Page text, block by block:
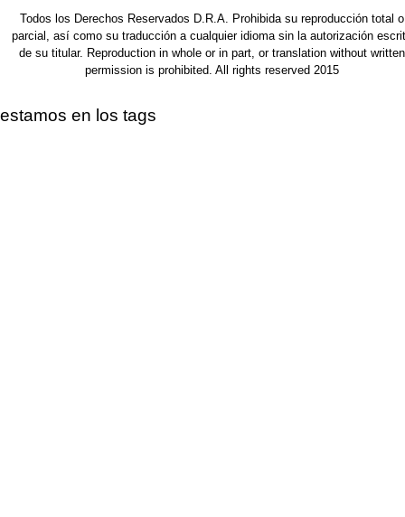
Todos los Derechos Reservados D.R.A. Prohibida su reproducción total o
parcial, así como su traducción a cualquier idioma sin la autorización
de su titular. Reproduction in whole or in part, or translation without written
permission is prohibited. All rights reserved 2015
estamos en los tags